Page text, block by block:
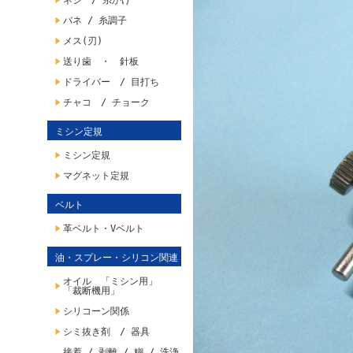
バネ / 糸調子
メス(刃)
送り歯 ・ 針板
ドライバー / 目打ち
チャコ / チョーク
ミシン定規
ミシン定規
マグネット定規
ベルト
革ベルト・Vベルト
油・スプレー・シリコン関連
オイル 「ミシン用」
「裁断機用」
シリコーン関係
シミ抜き剤 / 器具